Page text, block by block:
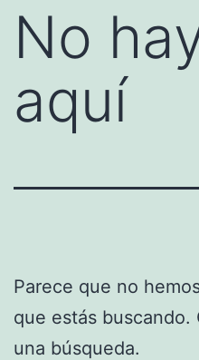
No
aquí
Parece que no
que estás buscando.
una búsqueda.